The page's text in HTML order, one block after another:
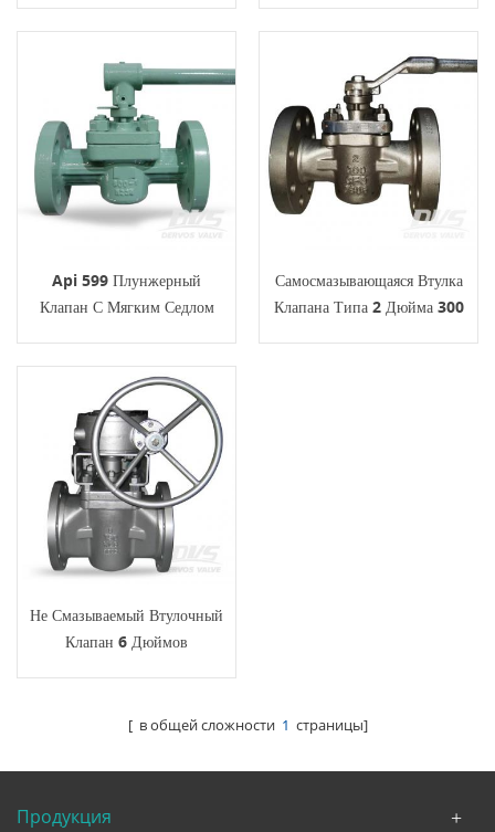
Api 599 Плунжерный
Клапан С Мягким Седлом
Самосмазывающаяся Втулка
Клапана Типа 2 Дюйма 300
Не Смазываемый Втулочный
Клапан 6 Дюймов
[ в общей сложности 1 страницы]
Продукция